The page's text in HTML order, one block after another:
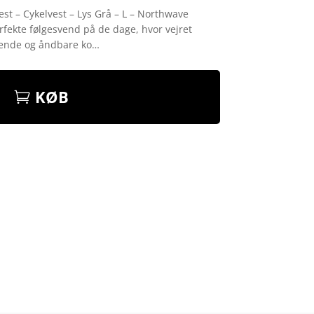
– Cykelvest – Lys Grå – L – Northwave
følgesvend på de dage, hvor vejret
og åndbare ko…
KØB